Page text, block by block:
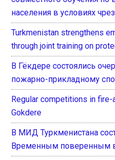
населения в условиях
Turkmenistan strengthens
through joint training on
В Гёкдере состоялись
пожарно-прикладному
Regular competitions in
Gokdere
В МИД Туркменистана
Временным поверенным